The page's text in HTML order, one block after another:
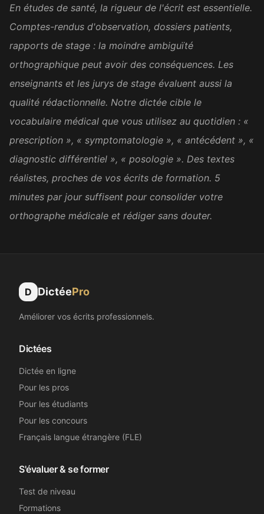
Belle initiative, merci beaucoup
☺️ Je me prépare au mieux
dictées m'apportent
énormément. Aujourd'hui, j'ai
enfin la chance de pouvoir
m'exercer vraiment.
SM
Sophie M.
Candidate au concours de la
fonction publique
It was excellent. I found a job
writing skills on the job
Super bien fait. Merci !
Excellent. Merci et félicitations.
Loïc A.
Psychologue
En études de santé, la rigueur de l'écrit est essentielle.
Comptes-rendus d'observation, dossiers patients,
rapports de stage : la moindre ambiguïté
orthographique peut avoir des conséquences. Les
enseignants et les jurys de stage évaluent aussi la
qualité rédactionnelle. Notre dictée cible le
vocabulaire médical que vous utilisez au quotidien : «
prescription », « symptomatologie », « antécédent », «
diagnostic différentiel », « posologie ». Des textes
réalistes, proches de vos écrits de formation. 5
minutes par jour suffisent pour consolider votre
orthographe médicale et rédiger sans douter.
D DictéePro
Améliorer vos écrits professionnels.
Dictées
Dictée en ligne
Pour les pros
Pour les étudiants
Pour les concours
Français langue étrangère (FLE)
S'évaluer & se former
Test de niveau
Formations